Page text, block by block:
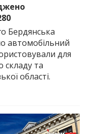
Бердянська
автомобільний
для
складу та
області.